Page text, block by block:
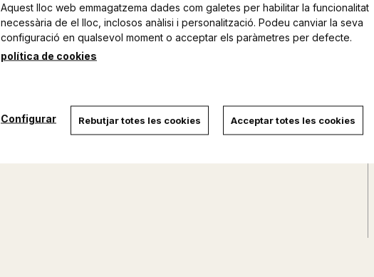
Aquest lloc web emmagatzema dades com galetes per habilitar la funcionalitat
necessària de el lloc, inclosos anàlisi i personalització. Podeu canviar la seva
configuració en qualsevol moment o acceptar els paràmetres per defecte.
política de cookies
Configurar Rebutjar totes les cookies Acceptar totes les cookies